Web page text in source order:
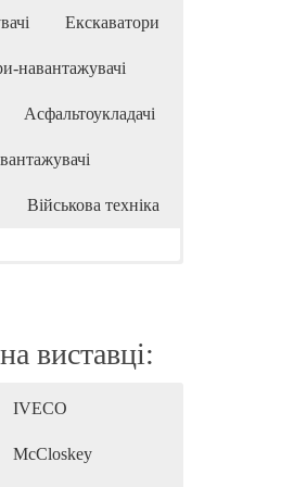
Екскаватори
навантажувачі
Асфальтоукладачі
Військова техніка
виставці:
IVECO
McCloskey